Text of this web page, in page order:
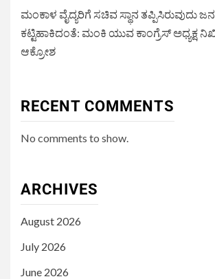
ಮಂಕಾಳ ವೈದ್ಯರಿಗೆ ಸಚಿವ ಸ್ಥಾನ ತಪ್ಪಿಸಿರುವುದು
ಕಟ್ಟಿಹಾಕಿದಂತೆ: ಮಂಕಿ ಯುವ ಕಾಂಗ್ರೆಸ್ ಅಧ್ಯಕ್ಷ
ಆಕ್ರೋಶ
RECENT COMMENTS
No comments to show.
ARCHIVES
August 2026
July 2026
June 2026